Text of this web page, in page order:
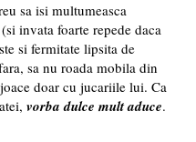
sa isi multumeasca
invata foarte repede daca
si fermitate lipsita de
sa nu roada mobila din
doar cu jucariile lui. Ca
vorba dulce mult aduce.